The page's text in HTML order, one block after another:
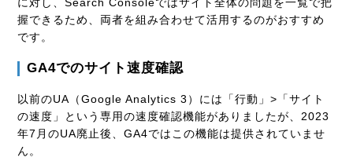
握できるため、両者を組み合わせて活用するのがおすすめ
です。
GA4でのサイト速度確認
以前のUA（Google Analytics 3）には「行動」>「サイト
の速度」という専用の速度確認機能がありましたが、2023
年7月のUA廃止後、GA4ではこの機能は提供されていませ
ん。